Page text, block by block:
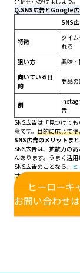
Q.SNS広告とGoogle広
SNS
特徴
タイ
れる
狙い方
興味
向いている目
的
商品
例
告
SNS広告は「見つけて
意です。 目的に応じて使
SNS広告のメリットま
SNS広告は、拡散力の
んあります。うまく活
SNS広告のことなら、
サポート
いたします。
ヒーローキ
お問い合わせ